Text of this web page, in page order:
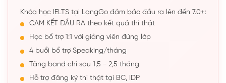
Khóa học IELTS tại LangGo đảm bảo đầu ra lên đến 7.0+:
CAM KẾT ĐẦU RA theo kết quả thi thật
Học bổ trợ 1:1 với giảng viên đứng lớp
4 buổi bổ trợ Speaking/tháng
Tăng band chỉ sau 1,5 - 2,5 tháng
Hỗ trợ đăng ký thi thật tại BC, IDP